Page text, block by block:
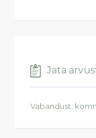
Jäta
Vabandust,